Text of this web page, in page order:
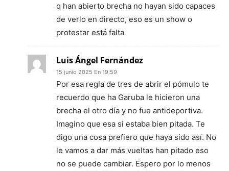
q han abierto brecha no hayan sido capaces
de verlo en directo, eso es un show o
protestar está falta
Luis Ángel Fernández
15 junio 2025 En 19:59
Por esa regla de tres de abrir el pómulo te
recuerdo que ha Garuba le hicieron una
brecha el otro día y no fue antideportiva.
Imagino que esa si estaba bien pitada. Te
digo una cosa prefiero que haya sido así. No
le vamos a dar más vueltas han pitado eso
no se puede cambiar. Espero por lo menos